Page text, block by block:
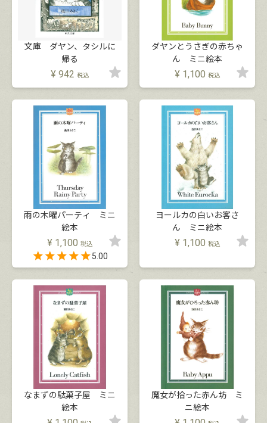
文庫 ダヤン、タシルに
帰る
¥ 942 税込
ダヤンとうさぎの赤ちゃ
ん ミニ絵本
¥ 1,100 税込
雨の木曜パーティ ミニ
絵本
¥ 1,100 税込
5.00
ヨールカの白いお客さ
ん ミニ絵本
¥ 1,100 税込
なまずの駄菓子屋 ミニ
絵本
魔女が拾った赤ん坊 ミ
ニ絵本